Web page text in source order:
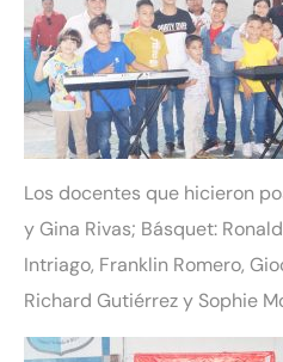
Los docentes que hicieron
y Gina Rivas; Básquet:
Intriago, Franklin Romero,
Richard Gutiérrez y Sophie